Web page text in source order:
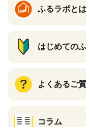
ふるラボとは
はじめての
よくあるご
コラム